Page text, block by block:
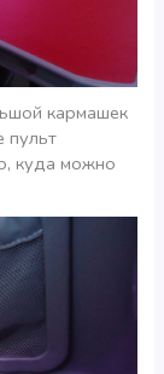
кармашек
пульт
куда можно